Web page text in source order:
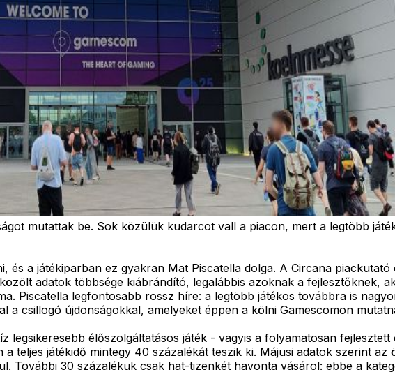
mutattak be. Sok közülük kudarcot vall a piacon, mert a legtöbb
és a játékiparban ez gyakran Mat Piscatella dolga. A Circana
adatok többsége kiábrándító, legalábbis azoknak a fejlesztőknek,
Piscatella legfontosabb rossz híre: a legtöbb játékos továbbra is
a csillogó újdonságokkal, amelyeket éppen a kölni Gamescomon
legsikeresebb élőszolgáltatásos játék - vagyis a folyamatosan
teljes játékidő mintegy 40 százalékát teszik ki. Májusi adatok szerint az
További 30 százalékuk csak hat-tizenkét havonta vásárol: ebbe a